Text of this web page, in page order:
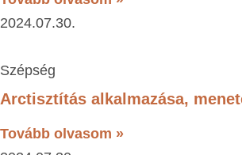
2024.07.30.
Szépség
Arctisztítás alkalmazása,
Tovább olvasom »